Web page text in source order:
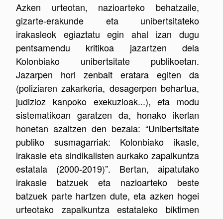
Azken urteotan, nazioarteko behatzaile,
gizarte-erakunde eta unibertsitateko
irakasleok egiaztatu egin ahal izan dugu
pentsamendu kritikoa jazartzen dela
Kolonbiako unibertsitate publikoetan.
Jazarpen hori zenbait eratara egiten da
(poliziaren zakarkeria, desagerpen behartua,
judizioz kanpoko exekuzioak...), eta modu
sistematikoan garatzen da, honako ikerlan
honetan azaltzen den bezala: “Unibertsitate
publiko susmagarriak: Kolonbiako ikasle,
irakasle eta sindikalisten aurkako zapalkuntza
estatala (2000-2019)”. Bertan, aipatutako
irakasle batzuek eta nazioarteko beste
batzuek parte hartzen dute, eta azken hogei
urteotako zapalkuntza estataleko biktimen